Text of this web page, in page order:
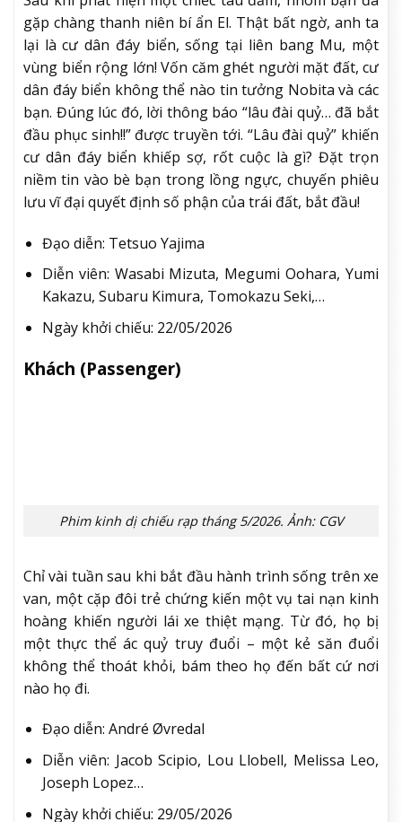
những gì Quân Nổi Loạn đã chiến đấu để giành lấy,
họ đã nhờ đến sự trợ giúp của thợ săn tiền thưởng
Mandalorian – huyền thoại Din Djarin (Pedro Pascal)
và cậu bé học việc Grogu.
Đạo diễn: Jon Favreau
Diễn viên: Martin Scorsese, Pedro Pascal,
Sigourney Weaver
Ngày khởi chiếu: 22/05/2026
Phim Điện Ảnh Doraemon: Nobita và Lâu
Đài Dưới Đáy Biển (Phiên bản mới)
Doraemon, cả nhóm quyết định cắm trại giữa lòng
dưới nước và đèn pin thích nghi, 5 bạn nhỏ tận
hưởng chuyến cắm trại dưới đáy biển, gặp gỡ vô vàn
sinh vật lí thú trên đường đi.
Sau khi phát hiện một chiếc tàu đắm, nhóm bạn đã
gặp chàng thanh niên bí ẩn El. Thật bất ngờ, anh ta
lại là cư dân đáy biển, sống tại liên bang Mu, một
vùng biển rộng lớn! Vốn căm ghét người mặt đất, cư
bạn. Đúng lúc đó, lời thông báo “lâu đài quỷ… đã bắt
đầu phục sinh!!” được truyền tới. “Lâu đài quỷ” khiến
cư dân đáy biển khiếp sợ, rốt cuộc là gì? Đặt trọn